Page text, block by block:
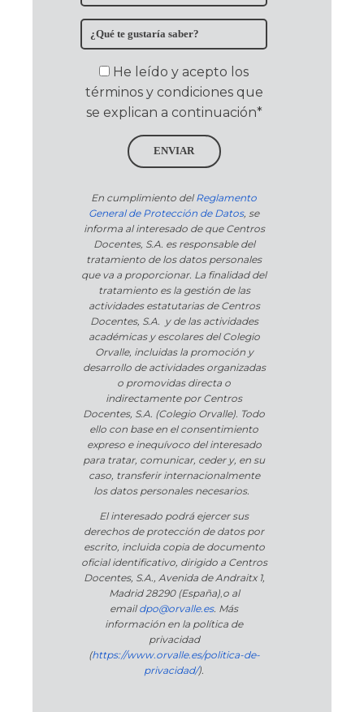
He leído y acepto los
términos y condiciones que
se explican a continuación*
ENVIAR
En cumplimiento delReglamento
General de Protección de Datos, se
informa al interesado de que Centros
Docentes, S.A. es responsable del
tratamiento de los datos personales
que va a proporcionar. La finalidad del
tratamiento es la gestión de las
actividades estatutarias de Centros
Docentes, S.A. y de las actividades
académicas y escolares del Colegio
Orvalle, incluidas la promoción y
desarrollo de actividades organizadas
o promovidas directa o
indirectamente por Centros
Docentes, S.A. (Colegio Orvalle). Todo
ello con base en el consentimiento
expreso e inequívoco del interesado
para tratar, comunicar, ceder y, en su
caso, transferir internacionalmente
los datos personales necesarios.
El interesado podrá ejercer sus
derechos de protección de datos por
escrito, incluida copia de documento
oficial identificativo, dirigido a Centros
Docentes, S.A., Avenida de Andraitx 1,
Madrid 28290 (España), o al
emaildpo@orvalle.es. Más
información en la política de
privacidad
(https://www.orvalle.es/politica-de-
privacidad/).